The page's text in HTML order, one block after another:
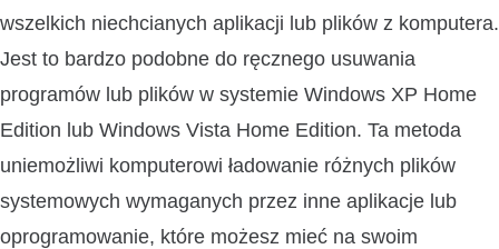
wszelkich niechcianych aplikacji lub plików z komputera.
Jest to bardzo podobne do ręcznego usuwania
programów lub plików w systemie Windows XP Home
Edition lub Windows Vista Home Edition. Ta metoda
uniemożliwi komputerowi ładowanie różnych plików
systemowych wymaganych przez inne aplikacje lub
oprogramowanie, które możesz mieć na swoim